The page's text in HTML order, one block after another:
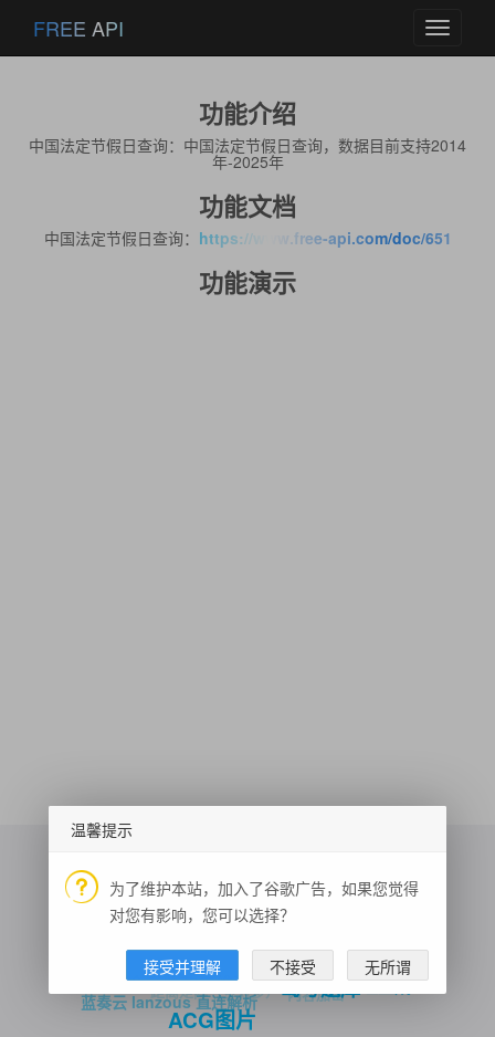
Toggle
FREE API
功能介绍
中国法定节假日查询：中国法定节假日查询，数据目前支持2014
年-2025年
功能文档
中国法定节假日查询： https://www.free-api.com/doc/651
功能演示
ACG图片
三合一收款二维码
蓝奏云 lanzous 直连解析 驾考题库
距离矩阵（多对多） 短网址生成
内容加密
温馨提示
为了维护本站，加入了谷歌广告，如果您觉得
对您有影响，您可以选择？
接受并理解 不接受 无所谓